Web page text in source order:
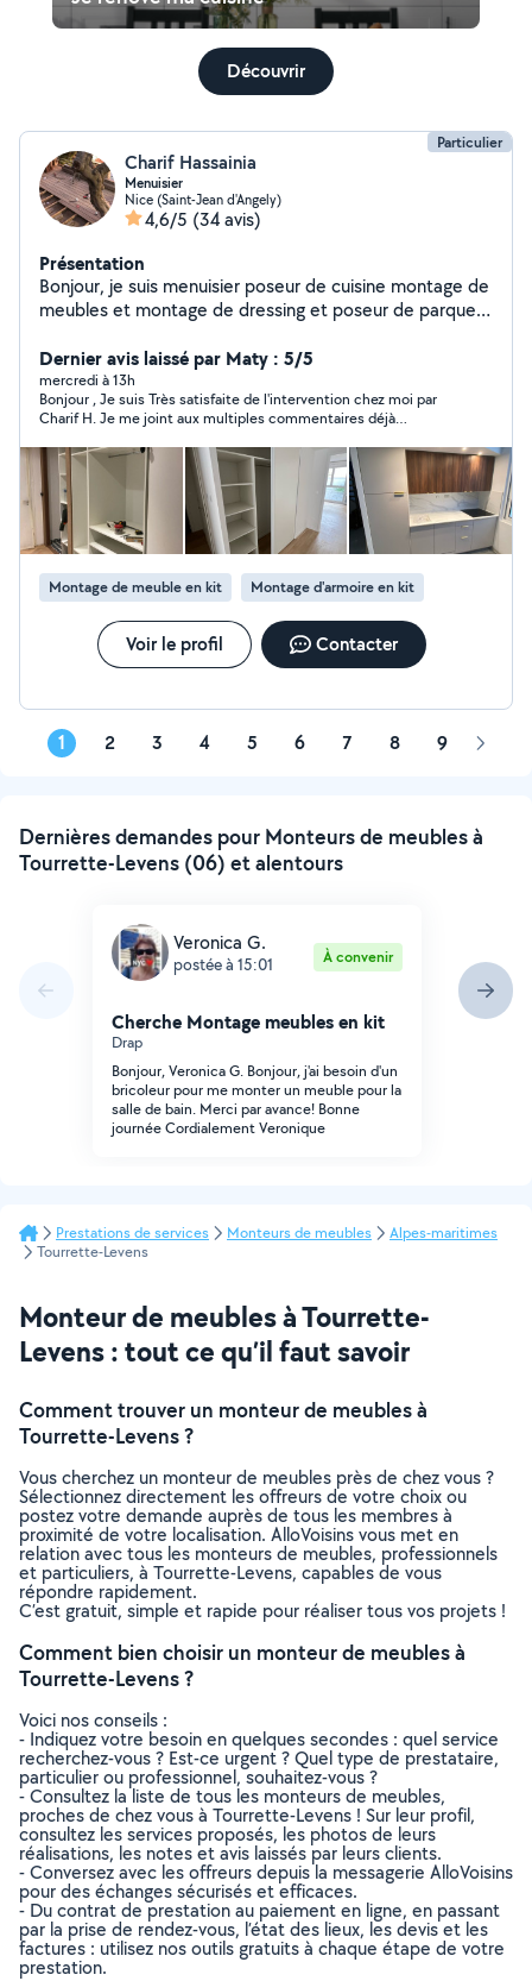
Découvrir
Particulier
Charif Hassainia
Menuisier
Nice (Saint-Jean d'Angely)
4,6/5 (34 avis)
Présentation
Bonjour, je suis menuisier poseur de cuisine montage de
meubles et montage de dressing et poseur de parquet.
week-end.
Dernier avis laissé par Maty : 5/5
mercredi à 13h
Bonjour , Je suis Très satisfaite de l'intervention chez moi par
Charif H. Je me joint aux multiples commentaires déjà
rapidité, minutie, et concentration sur ce qu'il opère Ainsi que
sa grande disponibilité, et arrangements. Je ferais encor appel
à lui en cas de besoin . Merci à Lui pour tout
Montage de meuble en kit Montage d'armoire en kit
Voir le profil Contacter
1 2 3 4 5 6 7 8 9 Page
Dernières demandes pour Monteurs de meubles à
Tourrette-Levens (06) et alentours
Veronica G.
postée à 15:01 À convenir
Cherche Montage meubles en kit
Drap
Bonjour, Veronica G. Bonjour, j'ai besoin d'un
bricoleur pour me monter un meuble pour la
salle de bain. Merci par avance! Bonne
journée Cordialement Veronique
Prestations de services Monteurs de meubles
Alpes-maritimes
Tourrette-Levens
Monteur de meubles à Tourrette-
Levens : tout ce qu’il faut savoir
Comment trouver un monteur de meubles à
Tourrette-Levens ?
Vous cherchez un monteur de meubles près de chez vous ?
Sélectionnez directement les offreurs de votre choix ou
postez votre demande auprès de tous les membres à
proximité de votre localisation. AlloVoisins vous met en
relation avec tous les monteurs de meubles, professionnels
et particuliers, à Tourrette-Levens, capables de vous
répondre rapidement.
C’est gratuit, simple et rapide pour réaliser tous vos projets !
Comment bien choisir un monteur de meubles à
Tourrette-Levens ?
Voici nos conseils :
- Indiquez votre besoin en quelques secondes : quel service
recherchez-vous ? Est-ce urgent ? Quel type de prestataire,
particulier ou professionnel, souhaitez-vous ?
- Consultez la liste de tous les monteurs de meubles,
proches de chez vous à Tourrette-Levens ! Sur leur profil,
consultez les services proposés, les photos de leurs
réalisations, les notes et avis laissés par leurs clients.
- Conversez avec les offreurs depuis la messagerie AlloVoisins
pour des échanges sécurisés et efficaces.
- Du contrat de prestation au paiement en ligne, en passant
par la prise de rendez-vous, l’état des lieux, les devis et les
factures : utilisez nos outils gratuits à chaque étape de votre
prestation.